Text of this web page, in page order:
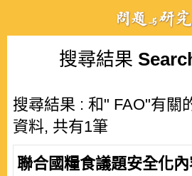
搜尋結果
搜尋結果 : 和" FAO"有關
資料, 共有1筆
聯合國糧食議題安全化